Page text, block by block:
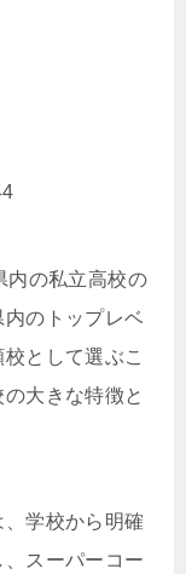
内の私立高校の
のトップレベ
として選ぶこ
大きな特徴と
学校から明確
スーパーコー